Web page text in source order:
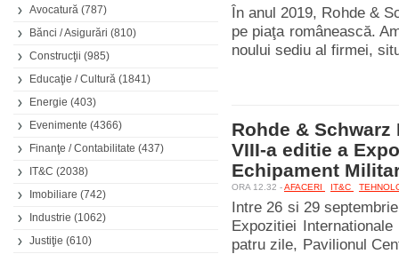
Avocatură (787)
Bănci / Asigurări (810)
Construcţii (985)
Educaţie / Cultură (1841)
Energie (403)
Evenimente (4366)
Finanţe / Contabilitate (437)
IT&C (2038)
Imobiliare (742)
Industrie (1062)
Justiţie (610)
În anul 2019, Rohde &
pe piaţa românească.
noului sediu al firmei,
Rohde &
VIII-a editie a
Echipament
ORA 12.32 -AFACERI IT&C
Intre 26 si 29
Expozitiei
patru zile, Pavilionul